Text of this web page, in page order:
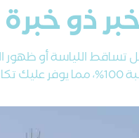
ذو خبرة
تساقط اللياسة أو